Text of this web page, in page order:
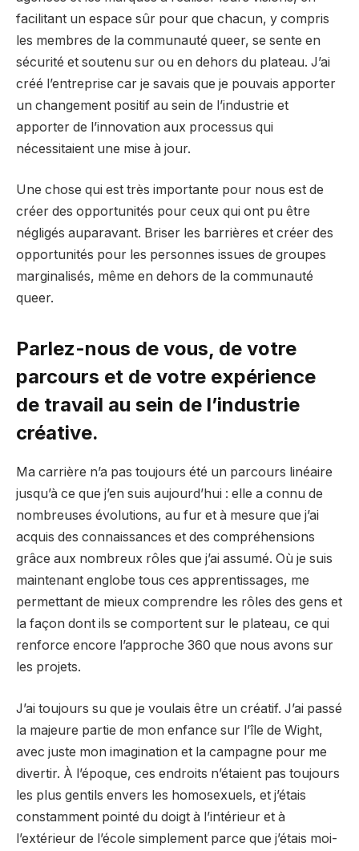
facilitant un espace sûr pour que chacun, y compris
les membres de la communauté queer, se sente en
sécurité et soutenu sur ou en dehors du plateau. J’ai
créé l’entreprise car je savais que je pouvais apporter
un changement positif au sein de l’industrie et
apporter de l’innovation aux processus qui
nécessitaient une mise à jour.
Une chose qui est très importante pour nous est de
créer des opportunités pour ceux qui ont pu être
négligés auparavant. Briser les barrières et créer des
opportunités pour les personnes issues de groupes
marginalisés, même en dehors de la communauté
queer.
Parlez-nous de vous, de votre
parcours et de votre expérience
de travail au sein de l’industrie
créative.
Ma carrière n’a pas toujours été un parcours linéaire
jusqu’à ce que j’en suis aujourd’hui : elle a connu de
nombreuses évolutions, au fur et à mesure que j’ai
acquis des connaissances et des compréhensions
grâce aux nombreux rôles que j’ai assumé. Où je suis
maintenant englobe tous ces apprentissages, me
permettant de mieux comprendre les rôles des gens et
la façon dont ils se comportent sur le plateau, ce qui
renforce encore l’approche 360 ​​que nous avons sur
les projets.
J’ai toujours su que je voulais être un créatif. J’ai passé
la majeure partie de mon enfance sur l’île de Wight,
avec juste mon imagination et la campagne pour me
divertir. À l’époque, ces endroits n’étaient pas toujours
les plus gentils envers les homosexuels, et j’étais
constamment pointé du doigt à l’intérieur et à
l’extérieur de l’école simplement parce que j’étais moi-